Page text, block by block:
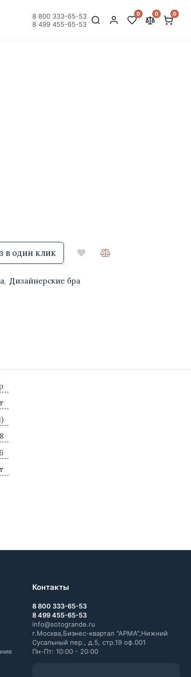
8 800 333-65-53
8 499 455-65-53
0 0 0
в один клик
, Дизайнерские бра
Контакты
8 800 333-65-53
8 499 455-65-53
info@sotogrande.ru
г.Москва,Бизнес-квартал "АРМА",Нижний
Сусальный пер., д.5, стр.19 оф.001
Пн-Пт: 10:00 - 20:00